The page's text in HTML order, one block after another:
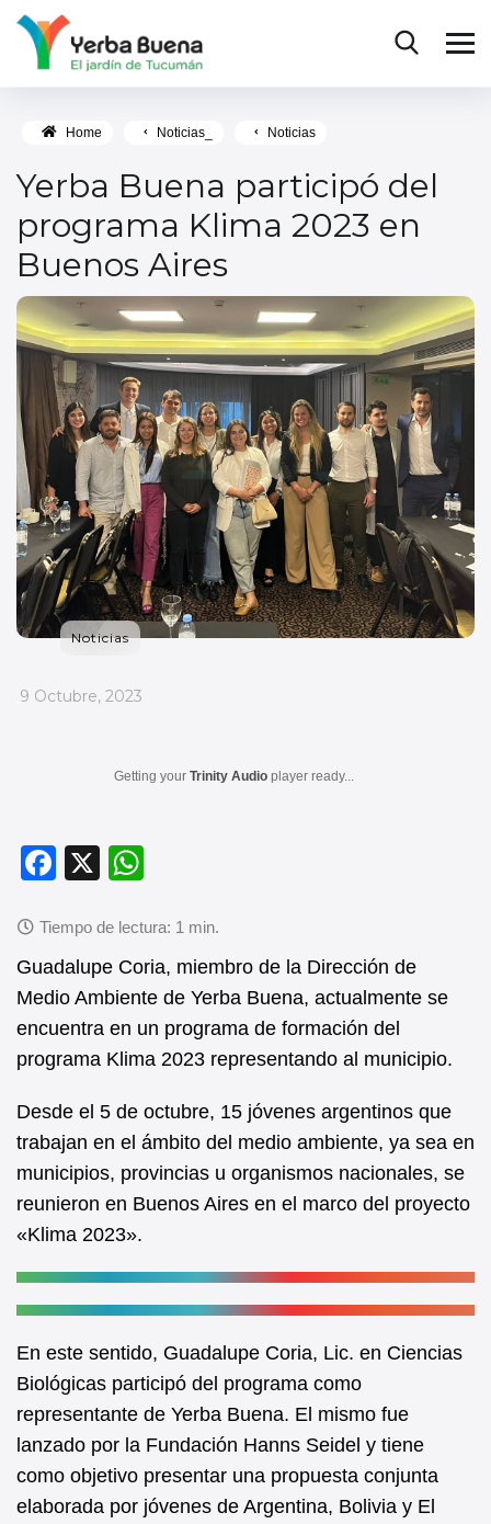
Home Noticias_ Noticias
Yerba Buena participó del
programa Klima 2023 en
Buenos Aires
Noticias
_
9 Octubre, 2023
Getting your Trinity Audio player ready...
F
c
e
b
o
o
k
X
at
s
A
p
p
Guadalupe Coria, miembro de la Dirección de
Medio Ambiente de Yerba Buena, actualmente se
encuentra en un programa de formación del
programa Klima 2023 representando al municipio.
Desde el 5 de octubre, 15 jóvenes argentinos que
trabajan en el ámbito del medio ambiente, ya sea en
municipios, provincias u organismos nacionales, se
reunieron en Buenos Aires en el marco del proyecto
«Klima 2023».
En este sentido, Guadalupe Coria, Lic. en Ciencias
Biológicas participó del programa como
representante de Yerba Buena. El mismo fue
lanzado por la Fundación Hanns Seidel y tiene
como objetivo presentar una propuesta conjunta
elaborada por jóvenes de Argentina, Bolivia y El